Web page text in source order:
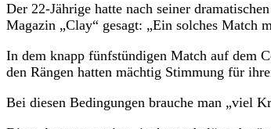
Der 22-Jährige hatte nach seiner
Magazin „Clay“ gesagt: „Ein solches Match
In dem knapp fünfstündigen Match auf dem
den Rängen hatten mächtig Stimmung für
Bei diesen Bedingungen brauche man „viel